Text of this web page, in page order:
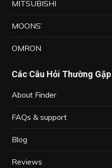
MITSUBISHI
MOONS’
OMRON
Các Câu Hỏi Thường Gặp
About Finder
FAQs & support
Blog
Reviews